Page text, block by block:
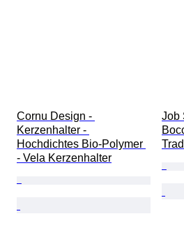
Cornu Design -
Kerzenhalter -
Hochdichtes Bio-Polymer
- Vela Kerzenhalter
Job